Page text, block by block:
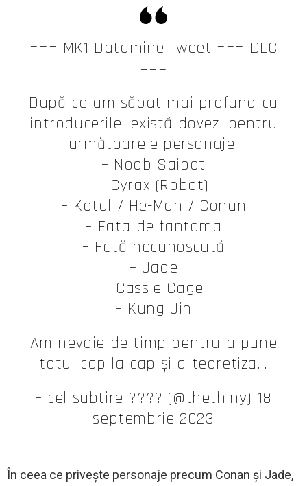
=== MK1 Datamine Tweet === DLC
===
După ce am săpat mai profund cu
introducerile, există dovezi pentru
următoarele personaje:
– Noob Saibot
– Cyrax (Robot)
– Kotal / He-Man / Conan
– Fata de fantoma
– Fată necunoscută
– Jade
– Cassie Cage
– Kung Jin
Am nevoie de timp pentru a pune
totul cap la cap și a teoretiza…
– cel subtire ???? (@thethiny) 18
septembrie 2023
În ceea ce privește personaje precum Conan și Jade,